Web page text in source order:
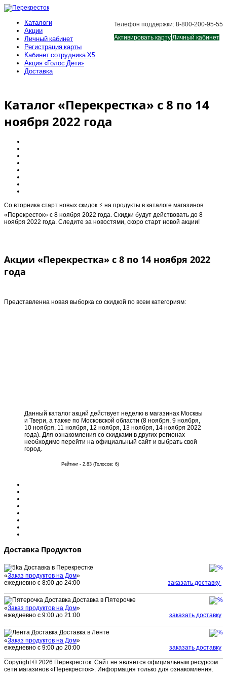
Телефон поддержки: 8-800-200-95-55
Активировать карту Личный кабинет
Каталоги
Акции
Личный кабинет
Регистрация карты
Кабинет сотрудника X5
Акция «Голос Дети»
Доставка
Каталог «Перекрестка» с 8 по 14
ноября 2022 года
Cо вторника старт новыx скидок ⚡️ на продукты в каталоге магазинов
«Перекресток» с 8 ноября 2022 года. Скидки будут действовать до 8
ноября 2022 года. Следите за новостями, скоро старт новой акции!
Акции «Перекрестка» с 8 по 14 ноября 2022
года
Представленна новая выборка со скидкой по всем категориям:
Данный каталог акций действует неделю в магазинах Москвы
и Твери, а также по Московской области (8 ноября, 9 ноября,
10 ноября, 11 ноября, 12 ноября, 13 ноября, 14 ноября 2022
года). Для ознакомления со скидками в других регионах
необходимо перейти на официальный сайт и выбрать свой
город.
Рейтинг - 2.83 (Голосов: 6)
Доставка Продуктов
Доставка в Перекрестке
«Заказ продуктов на Дом»
ежедневно с 8:00 до 24:00
заказать доставку
Доставка в Пятерочке
«Заказ продуктов на Дом»
ежедневно с 9:00 до 21:00
заказать доставку
Доставка в Ленте
«Заказ продуктов на Дом»
ежедневно с 9:00 до 20:00
заказать доставку
Copyright © 2026 Перекресток. Сайт не является официальным ресурсом
сети магазинов «Перекресток». Информация только для ознакомления.